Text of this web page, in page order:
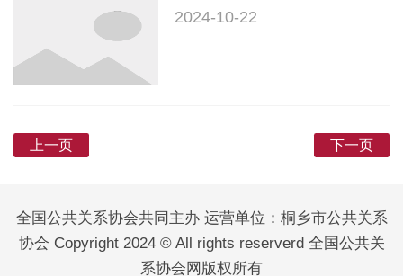
2024-10-22
上一页 下一页
全国公共关系协会共同主办 运营单位：桐乡市公共关系
协会 Copyright 2024 © All rights reserverd 全国公共关
系协会网版权所有